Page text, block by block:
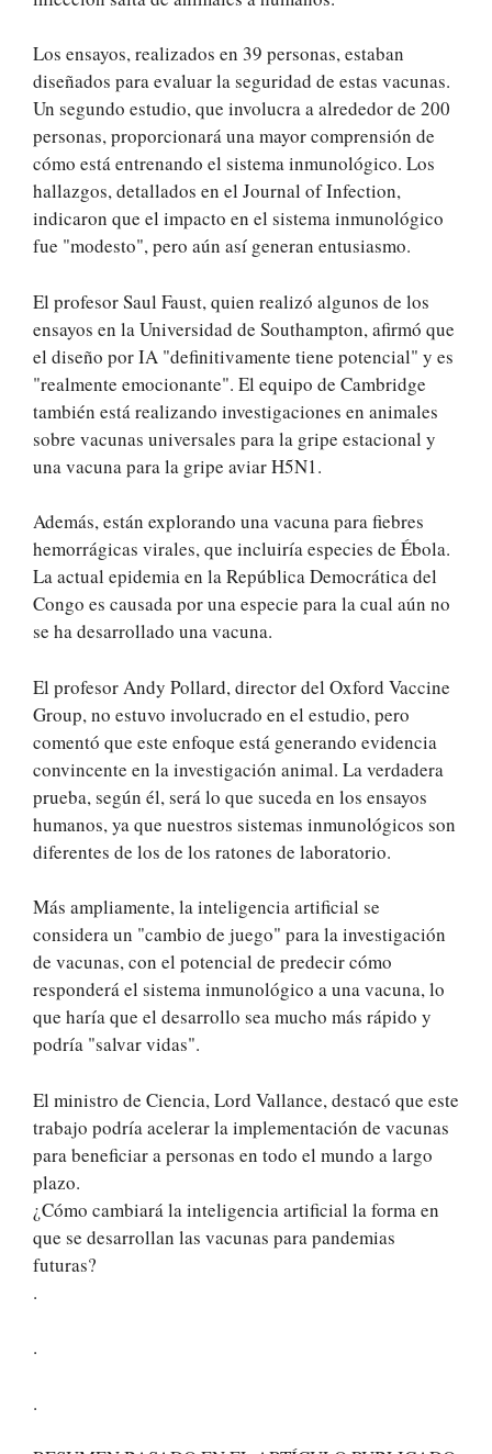
Los ensayos, realizados en 39 personas, estaban
diseñados para evaluar la seguridad de estas vacunas.
Un segundo estudio, que involucra a alrededor de 200
personas, proporcionará una mayor comprensión de
cómo está entrenando el sistema inmunológico. Los
hallazgos, detallados en el Journal of Infection,
indicaron que el impacto en el sistema inmunológico
fue "modesto", pero aún así generan entusiasmo.
El profesor Saul Faust, quien realizó algunos de los
ensayos en la Universidad de Southampton, afirmó que
el diseño por IA "definitivamente tiene potencial" y es
"realmente emocionante". El equipo de Cambridge
también está realizando investigaciones en animales
sobre vacunas universales para la gripe estacional y
una vacuna para la gripe aviar H5N1.
Además, están explorando una vacuna para fiebres
hemorrágicas virales, que incluiría especies de Ébola.
La actual epidemia en la República Democrática del
Congo es causada por una especie para la cual aún no
se ha desarrollado una vacuna.
El profesor Andy Pollard, director del Oxford Vaccine
Group, no estuvo involucrado en el estudio, pero
comentó que este enfoque está generando evidencia
convincente en la investigación animal. La verdadera
prueba, según él, será lo que suceda en los ensayos
humanos, ya que nuestros sistemas inmunológicos son
diferentes de los de los ratones de laboratorio.
Más ampliamente, la inteligencia artificial se
considera un "cambio de juego" para la investigación
de vacunas, con el potencial de predecir cómo
responderá el sistema inmunológico a una vacuna, lo
que haría que el desarrollo sea mucho más rápido y
podría "salvar vidas".
El ministro de Ciencia, Lord Vallance, destacó que este
trabajo podría acelerar la implementación de vacunas
para beneficiar a personas en todo el mundo a largo
plazo.
¿Cómo cambiará la inteligencia artificial la forma en
que se desarrollan las vacunas para pandemias
futuras?
.
.
.